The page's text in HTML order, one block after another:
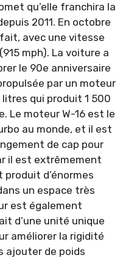
qu’elle franchira la
2011. En octobre
avec une vitesse
mph). La voiture a
le 90e anniversaire
par un moteur
qui produit 1 500
Le moteur W-16 est le
au monde, et il est
de cap pour
il est extrêmement
d’énormes
un espace très
est également
d’une unité unique
améliorer la rigidité
ajouter de poids